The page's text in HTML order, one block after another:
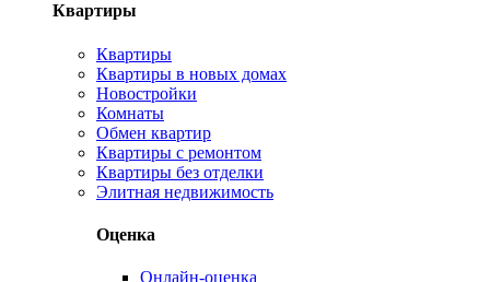
Квартиры
Квартиры
Квартиры в новых домах
Новостройки
Комнаты
Обмен квартир
Квартиры с ремонтом
Квартиры без отделки
Элитная недвижимость
Оценка
Онлайн-оценка